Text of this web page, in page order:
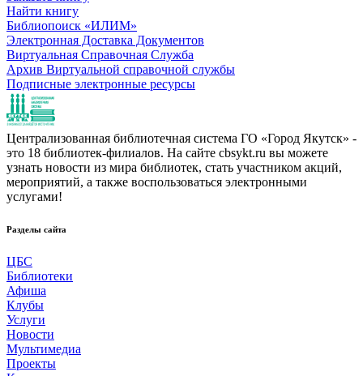
Найти книгу
Библиопоиск «ИЛИМ»
Электронная Доставка Документов
Виртуальная Справочная Служба
Архив Виртуальной справочной службы
Подписные электронные ресурсы
Централизованная библиотечная система ГО «Город Якутск» -
это 18 библиотек-филиалов. На сайте cbsykt.ru вы можете
узнать новости из мира библиотек, стать участником акций,
мероприятий, а также воспользоваться электронными
услугами!
Разделы сайта
ЦБС
Библиотеки
Афиша
Клубы
Услуги
Новости
Мультимедиа
Проекты